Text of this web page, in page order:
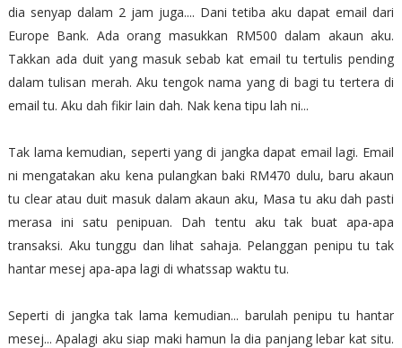
dia senyap dalam 2 jam juga.... Dani tetiba aku dapat email dari
Europe Bank. Ada orang masukkan RM500 dalam akaun aku.
Takkan ada duit yang masuk sebab kat email tu tertulis pending
dalam tulisan merah. Aku tengok nama yang di bagi tu tertera di
email tu. Aku dah fikir lain dah. Nak kena tipu lah ni...
Tak lama kemudian, seperti yang di jangka dapat email lagi. Email
ni mengatakan aku kena pulangkan baki RM470 dulu, baru akaun
tu clear atau duit masuk dalam akaun aku, Masa tu aku dah pasti
merasa ini satu penipuan. Dah tentu aku tak buat apa-apa
transaksi. Aku tunggu dan lihat sahaja. Pelanggan penipu tu tak
hantar mesej apa-apa lagi di whatssap waktu tu.
Seperti di jangka tak lama kemudian... barulah penipu tu hantar
mesej... Apalagi aku siap maki hamun la dia panjang lebar kat situ.